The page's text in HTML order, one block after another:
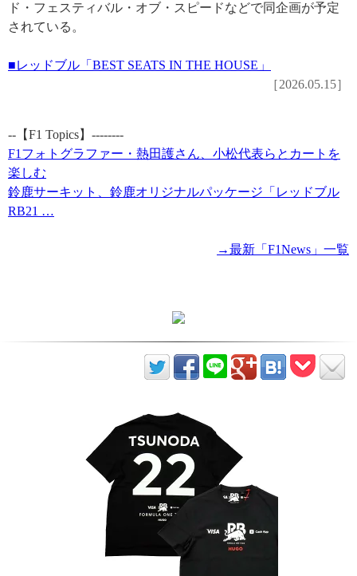
ド・フェスティバル・オブ・スピードなどで同企画が予定
されている。
■レッドブル「BEST SEATS IN THE HOUSE」
［2026.05.15］
--【F1 Topics】--------
F1フォトグラファー・熱田護さん、小松代表らとカートを
楽しむ
鈴鹿サーキット、鈴鹿オリジナルパッケージ「レッドブル
RB21 …
→最新「F1News」一覧